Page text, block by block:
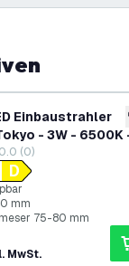
Einbaustrahler
- 3W - 6500K
0.0 (0)
mm
75-80 mm
MwSt.